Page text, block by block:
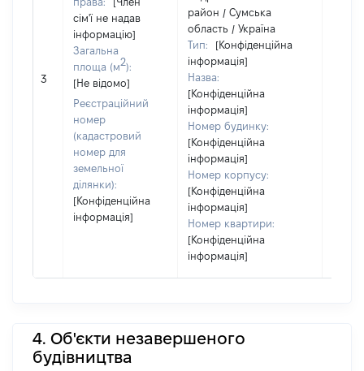
3
сім'ї не надав
інформацію]
Загальна
площа (м2):
[Не відомо]
Реєстраційний
номер
(кадастровий
номер для
земельної
ділянки):
[Конфіденційна
інформація]
район / Сумська
область / Україна
Тип:
[Конфіденційна
інформація]
Назва:
[Конфіденційна
інформація]
Номер будинку:
[Конфіденційна
інформація]
Номер корпусу:
[Конфіденційна
інформація]
Номер квартири:
[Конфіденційна
інформація]
4. Об'єкти незавершеного
будівництва